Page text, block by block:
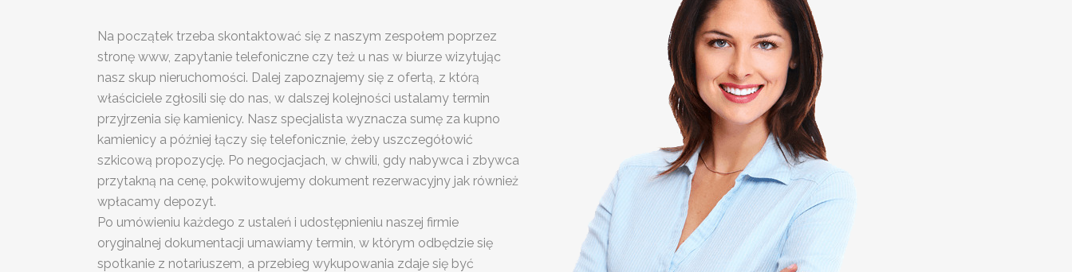
Na początek trzeba skontaktować się z naszym zespołem poprzez
stronę www, zapytanie telefoniczne czy też u nas w biurze wizytując
nasz skup nieruchomości. Dalej zapoznajemy się z ofertą, z którą
właściciele zgłosili się do nas, w dalszej kolejności ustalamy termin
przyjrzenia się kamienicy. Nasz specjalista wyznacza sumę za kupno
kamienicy a później łączy się telefonicznie, żeby uszczegółowić
szkicową propozycję. Po negocjacjach, w chwili, gdy nabywca i zbywca
przytakną na cenę, pokwitowujemy dokument rezerwacyjny jak również
wpłacamy depozyt.
Po umówieniu każdego z ustaleń i udostępnieniu naszej firmie
oryginalnej dokumentacji umawiamy termin, w którym odbędzie się
spotkanie z notariuszem, a przebieg wykupowania zdaje się być